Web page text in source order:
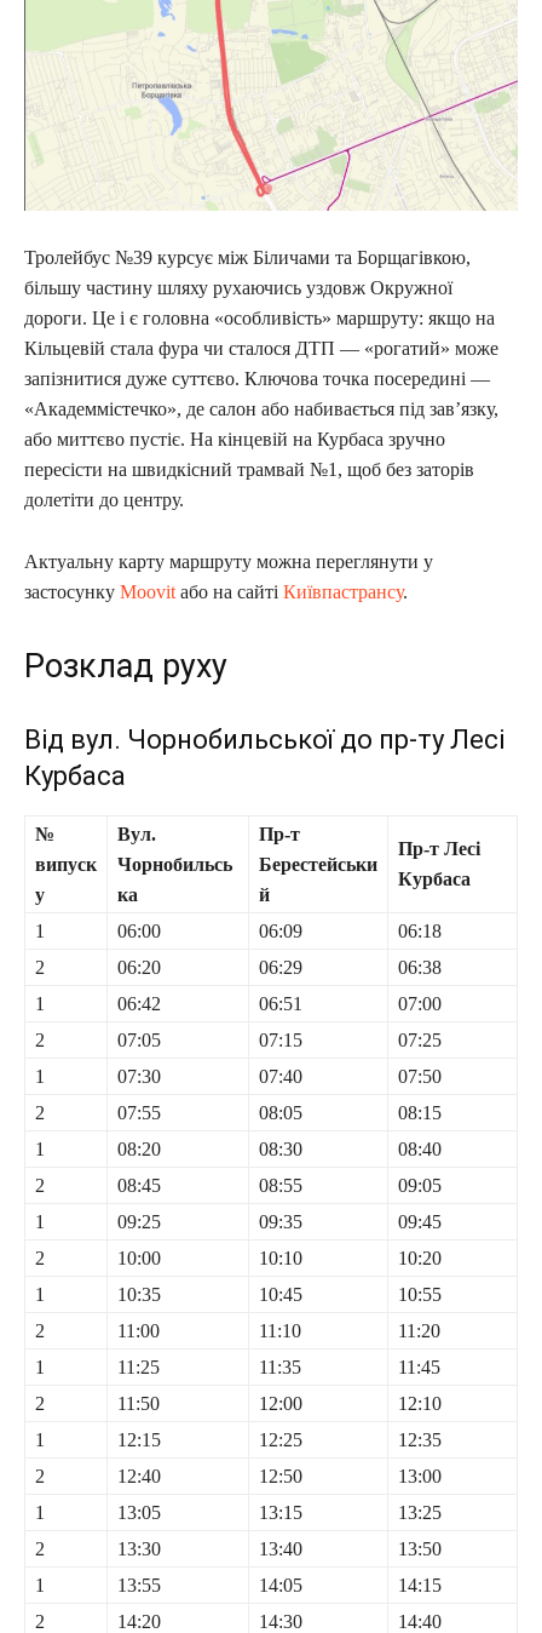
Тролейбус №39 курсує між Біличами та Борщагівкою,
більшу частину шляху рухаючись уздовж Окружної
дороги. Це і є головна «особливість» маршруту: якщо на
Кільцевій стала фура чи сталося ДТП — «рогатий» може
запізнитися дуже суттєво. Ключова точка посередині —
«Академмістечко», де салон або набивається під зав’язку,
або миттєво пустіє. На кінцевій на Курбаса зручно
пересісти на швидкісний трамвай №1, щоб без заторів
долетіти до центру.
Актуальну карту маршруту можна переглянути у
застосунку Moovit або на сайті Київпастрансу.
Розклад руху
Від вул. Чорнобильської до пр-ту Лесі
Курбаса
№
випуск
у
Вул.
Чорнобильсь
ка
Пр-т
Берестейськи
й
Пр-т Лесі
Курбаса
1 06:00 06:09
06:18
2
06:20 06:29
06:38
1
06:42 06:51
07:00
2
07:05 07:15
07:25
1
07:30 07:40
07:50
2
07:55 08:05
08:15
1
08:20 08:30
08:40
2
08:45 08:55
09:05
1
09:25 09:35
09:45
2
10:00 10:10
10:20
1
10:35 10:45
10:55
2
11:00 11:10
11:20
1
11:25 11:35
11:45
2
11:50 12:00
12:10
1
12:15 12:25
12:35
2
12:40 12:50
13:00
1
13:05 13:15
13:25
2
13:30 13:40
13:50
1
13:55 14:05
14:15
2
14:20 14:30
14:40